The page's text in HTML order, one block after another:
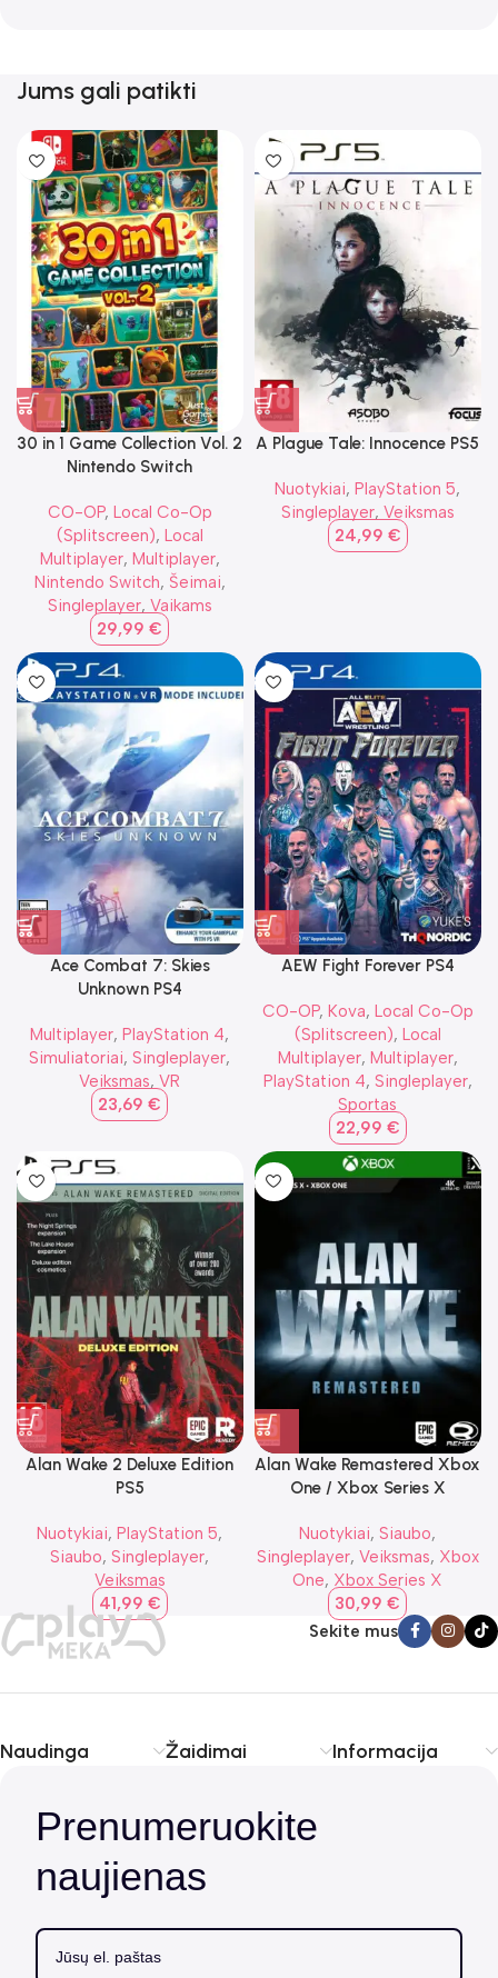
Jums gali patikti
30 in 1 Game Collection Vol. 2
Nintendo Switch
CO-OP, Local Co-Op
(Splitscreen), Local
Multiplayer, Multiplayer,
Nintendo Switch, Šeimai,
Singleplayer, Vaikams
29,99€
A Plague Tale: Innocence PS5
Nuotykiai,PlayStation 5,
Singleplayer, Veiksmas
24,99 €
Ace Combat 7: Skies
Unknown PS4
Multiplayer,PlayStation 4,
Simuliatoriai,Singleplayer,
Veiksmas,VR
23,69€
AEW Fight Forever PS4
CO-OP, Kova, Local Co-Op
(Splitscreen), Local
Multiplayer, Multiplayer,
PlayStation 4, Singleplayer,
Sportas
22,99 €
Alan Wake 2 Deluxe Edition
PS5
Nuotykiai,PlayStation 5,
Siaubo,Singleplayer,
Veiksmas
41,99 €
Alan Wake Remastered Xbox
One / Xbox Series X
Nuotykiai,Siaubo,
Singleplayer, Veiksmas, Xbox
One, Xbox Series X
30,99€
Sekite mus
Naudinga Žaidimai Informacija
Prenumeruokite
naujienas